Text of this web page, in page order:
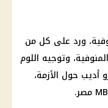
ورد على كل من
وتوجيه اللوم
حول الأزمة،